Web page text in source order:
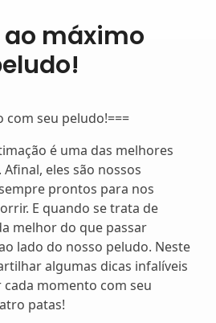
máximo
com seu peludo!===
é uma das melhores
eles são nossos
prontos para nos
E quando se trata de
melhor do que passar
lado do nosso peludo. Neste
algumas dicas infalíveis
momento com seu
patas!